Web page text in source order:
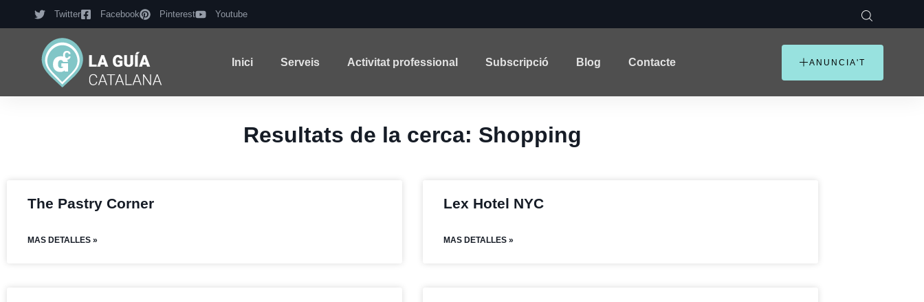
Twitter Facebook Pinterest Youtube
Inici Serveis Activitat professional Subscripció Blog Contacte ANUNCIA'T
Resultats de la cerca: Shopping
The Pastry Corner
MAS DETALLES »
Lex Hotel NYC
MAS DETALLES »